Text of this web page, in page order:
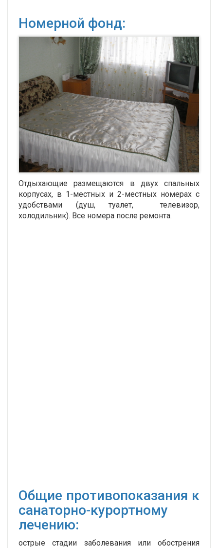
Номерной фонд:
Отдыхающие размещаются в двух спальных
корпусах, в 1-местных и 2-местных номерах с
удобствами (душ, туалет, телевизор,
холодильник). Все номера после ремонта.
Общие противопоказания к
санаторно-курортному
лечению:
острые стадии заболевания или обострения